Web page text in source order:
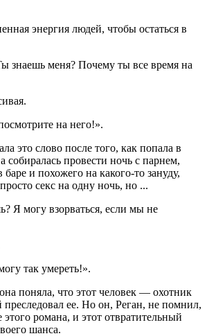
энергия людей, чтобы остаться в
знаешь меня? Почему ты все время на
на него!».
это слово после того, как попала в
собиралась провести ночь с парнем,
баре и похожего на какого-то зануду,
секс на одну ночь, но ...
Я могу взорваться, если мы не
так умереть!».
поняла, что этот человек — охотник
ее. Но он, Реган, не помнил,
романа, и этот отвратительный
шанса.